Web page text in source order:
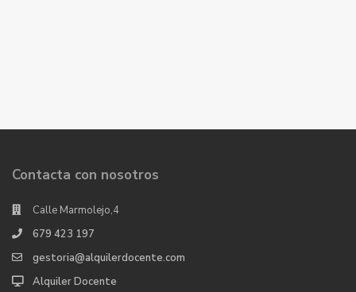
Contacta con nosotros
Calle Marmolejo,4
679 423 197
gestoria@alquilerdocente.com
Alquiler Docente